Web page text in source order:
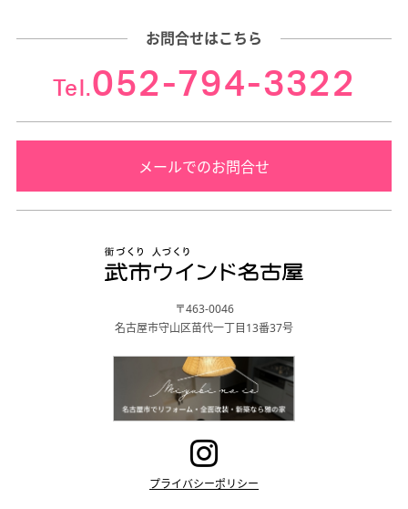
お問合せはこちら
Tel.052-794-3322
メールでのお問合せ
〒463-0046
名古屋市守山区苗代一丁目13番37号
プライバシーポリシー